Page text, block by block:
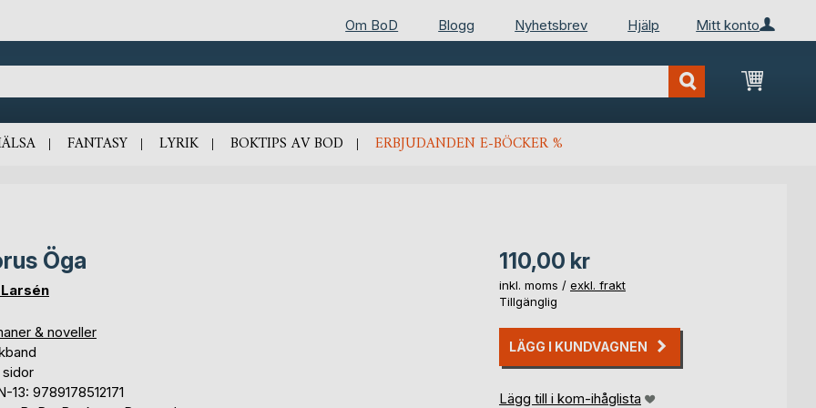
Mitt konto
Om BoD Blogg Nyhetsbrev Hjälp
Min
FANTASY LYRIK BOKTIPS AV BOD ERBJUDANDEN E-BÖCKER %
Öga
& noveller
13: 9789178512171
110,00 kr
inkl. moms / exkl. frakt
Tillgänglig
LÄGG I KUNDVAGNEN
Lägg till i kom-ihåglista